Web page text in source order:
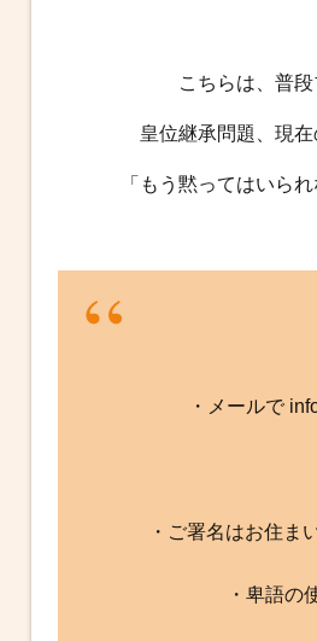
こちらは、普
皇位継承問題、現
「もう黙ってはいら
・メールで
・ご署名はお住ま
・卑語の